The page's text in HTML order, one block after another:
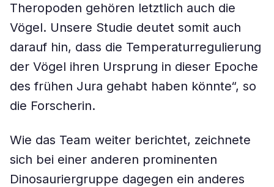
Theropoden gehören letztlich auch die
Vögel. Unsere Studie deutet somit auch
darauf hin, dass die Temperaturregulierung
der Vögel ihren Ursprung in dieser Epoche
des frühen Jura gehabt haben könnte“, so
die Forscherin.
Wie das Team weiter berichtet, zeichnete
sich bei einer anderen prominenten
Dinosauriergruppe dagegen ein anderes